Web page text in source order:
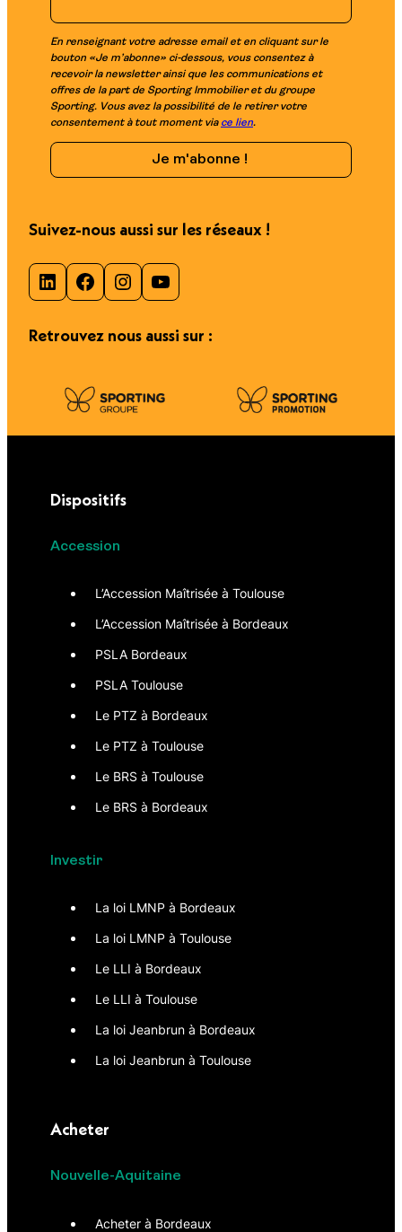
En renseignant votre adresse email et en cliquant sur le
bouton «Je m’abonne» ci-dessous, vous consentez à
recevoir la newsletter ainsi que les communications et
offres de la part de Sporting Immobilier et du groupe
Sporting. Vous avez la possibilité de le retirer votre
consentement à tout moment via ce lien.
Suivez-nous aussi sur les réseaux !
LinkedIn Facebook Instagram YouTube
Retrouvez nous aussi sur :
Dispositifs
Accession
L’Accession Maîtrisée à Toulouse
L’Accession Maîtrisée à Bordeaux
PSLA Bordeaux
PSLA Toulouse
Le PTZ à Bordeaux
Le PTZ à Toulouse
Le BRS à Toulouse
Le BRS à Bordeaux
Investir
La loi LMNP à Bordeaux
La loi LMNP à Toulouse
Le LLI à Bordeaux
Le LLI à Toulouse
La loi Jeanbrun à Bordeaux
La loi Jeanbrun à Toulouse
Acheter
Nouvelle-Aquitaine
Acheter à Bordeaux